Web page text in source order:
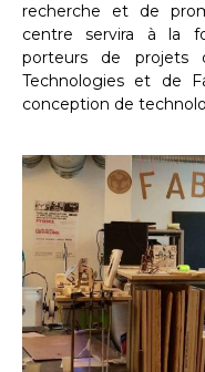
recherche et de
centre servira à la
porteurs de projets
Technologies et de
conception de